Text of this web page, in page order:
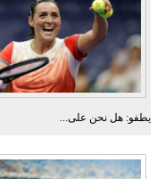
يطفو: هل نحن على...